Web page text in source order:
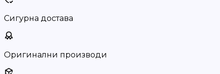
Сигурна достава
Оригинални производи